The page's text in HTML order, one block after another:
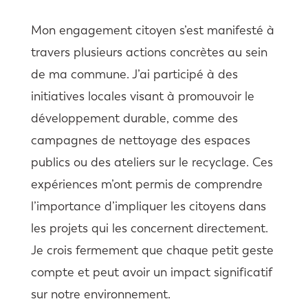
Mon engagement citoyen s’est manifesté à
travers plusieurs actions concrètes au sein
de ma commune. J’ai participé à des
initiatives locales visant à promouvoir le
développement durable, comme des
campagnes de nettoyage des espaces
publics ou des ateliers sur le recyclage. Ces
expériences m’ont permis de comprendre
l’importance d’impliquer les citoyens dans
les projets qui les concernent directement.
Je crois fermement que chaque petit geste
compte et peut avoir un impact significatif
sur notre environnement.